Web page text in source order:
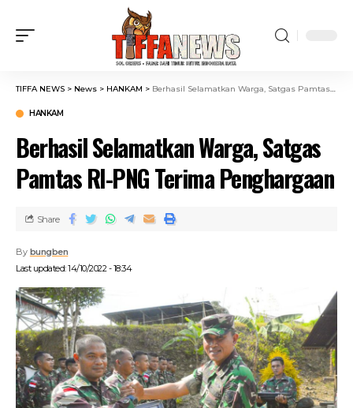
TIFFA NEWS > News > HANKAM > Berhasil Selamatkan Warga, Satgas Pamtas RI-PNG Terima Penghargaan
HANKAM
Berhasil Selamatkan Warga, Satgas
Pamtas RI-PNG Terima Penghargaan
Last updated: 14/10/2022 - 18:34
By bungben
Share